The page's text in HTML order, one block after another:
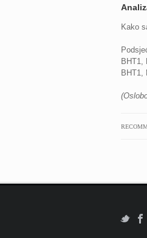
Kako
BHT1,
BHT1,